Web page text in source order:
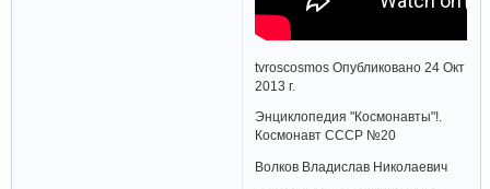
tvroscosmos Опубликовано 24 Окт
2013 г.
Энциклопедия "Космонавты"!.
Космонавт СССР №20
Волков Владислав Николаевич